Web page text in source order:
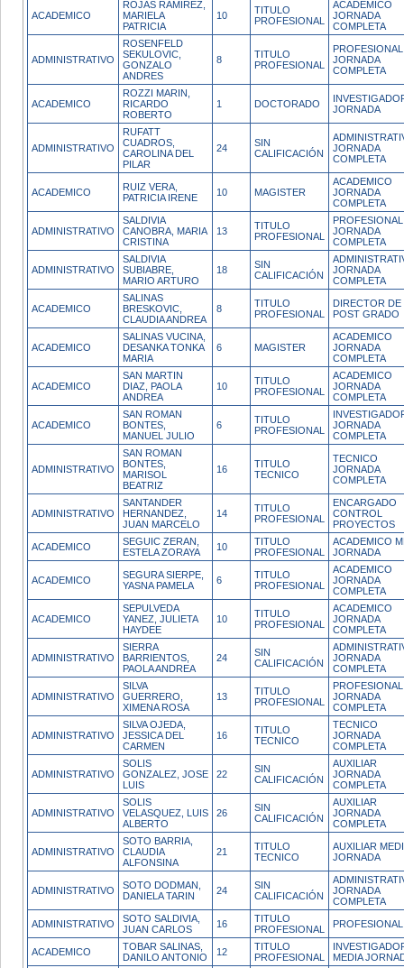
ACADEMICO
ROJAS RAMIREZ,
MARIELA
PATRICIA
10
TITULO
PROFESIONAL
ACADEMICO
JORNADA
COMPLETA
ADMINISTRATIVO
ROSENFELD
SEKULOVIC,
GONZALO
ANDRES
8
TITULO
PROFESIONAL
PROFESIONAL
JORNADA
COMPLETA
ACADEMICO
ROZZI MARIN,
RICARDO
ROBERTO
1 DOCTORADO
JORNADA
ADMINISTRATIVO
RUFATT
CUADROS,
CAROLINA DEL
PILAR
24
SIN
CALIFICACIÓN
JORNADA
COMPLETA
ACADEMICO
RUIZ VERA,
PATRICIA IRENE
10 MAGISTER
ACADEMICO
JORNADA
COMPLETA
ADMINISTRATIVO
SALDIVIA
CANOBRA, MARIA
CRISTINA
13
TITULO
PROFESIONAL
PROFESIONAL
JORNADA
COMPLETA
ADMINISTRATIVO
SALDIVIA
SUBIABRE,
MARIO ARTURO
18
SIN
CALIFICACIÓN
JORNADA
COMPLETA
ACADEMICO
SALINAS
BRESKOVIC,
CLAUDIA ANDREA
8
TITULO
PROFESIONAL
DIRECTOR DE
POST GRADO
ACADEMICO
SALINAS VUCINA,
DESANKA TONKA
MARIA
6 MAGISTER
ACADEMICO
JORNADA
COMPLETA
ACADEMICO
SAN MARTIN
DIAZ, PAOLA
ANDREA
10
TITULO
PROFESIONAL
ACADEMICO
JORNADA
COMPLETA
ACADEMICO
SAN ROMAN
BONTES,
MANUEL JULIO
6
TITULO
PROFESIONAL
JORNADA
COMPLETA
ADMINISTRATIVO
SAN ROMAN
BONTES,
MARISOL
BEATRIZ
16
TITULO
TECNICO
TECNICO
JORNADA
COMPLETA
ADMINISTRATIVO
SANTANDER
HERNANDEZ,
JUAN MARCELO
14
TITULO
PROFESIONAL
ENCARGADO
CONTROL
PROYECTOS
ACADEMICO
SEGUIC ZERAN,
ESTELA ZORAYA
10
TITULO
PROFESIONAL
ACADEMICO
JORNADA
ACADEMICO
SEGURA SIERPE,
YASNA PAMELA
6
TITULO
PROFESIONAL
ACADEMICO
JORNADA
COMPLETA
ACADEMICO
SEPULVEDA
YANEZ, JULIETA
HAYDEE
10
TITULO
PROFESIONAL
ACADEMICO
JORNADA
COMPLETA
ADMINISTRATIVO
SIERRA
BARRIENTOS,
PAOLA ANDREA
24
SIN
CALIFICACIÓN
JORNADA
COMPLETA
ADMINISTRATIVO
SILVA
GUERRERO,
XIMENA ROSA
13
TITULO
PROFESIONAL
PROFESIONAL
JORNADA
COMPLETA
ADMINISTRATIVO
SILVA OJEDA,
JESSICA DEL
CARMEN
16
TITULO
TECNICO
TECNICO
JORNADA
COMPLETA
ADMINISTRATIVO
SOLIS
GONZALEZ, JOSE
LUIS
22
SIN
CALIFICACIÓN
AUXILIAR
JORNADA
COMPLETA
ADMINISTRATIVO
SOLIS
VELASQUEZ, LUIS
ALBERTO
26
SIN
CALIFICACIÓN
AUXILIAR
JORNADA
COMPLETA
ADMINISTRATIVO
SOTO BARRIA,
CLAUDIA
ALFONSINA
21
TITULO
TECNICO
AUXILIAR
JORNADA
ADMINISTRATIVO
SOTO DODMAN,
DANIELA TARIN
24
SIN
CALIFICACIÓN
JORNADA
COMPLETA
ADMINISTRATIVO
SOTO SALDIVIA,
JUAN CARLOS
16
TITULO
PROFESIONAL
PROFESIONAL
ACADEMICO
TOBAR SALINAS,
DANILO ANTONIO
12
TITULO
PROFESIONAL
MEDIA